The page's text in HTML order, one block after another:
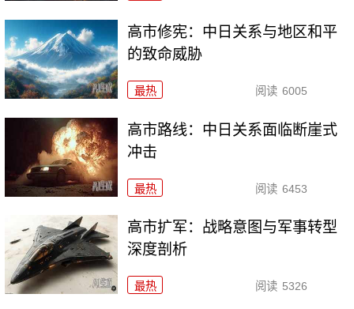
高市修宪：中日关系与地区和平
的致命威胁
最热 阅读 6005
高市路线：中日关系面临断崖式
冲击
最热 阅读 6453
高市扩军：战略意图与军事转型
深度剖析
最热 阅读 5326